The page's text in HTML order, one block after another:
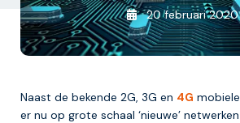
20 februari 2020
Naast de bekende 2G, 3G en 4G
er nu op grote schaal ‘nieuwe’